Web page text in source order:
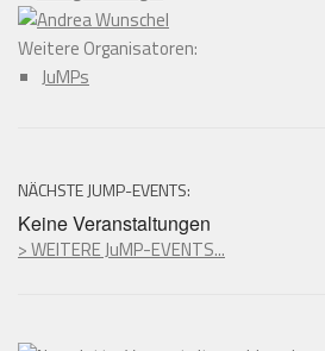
Weitere Organisatoren:
JuMPs
NÄCHSTE JUMP-EVENTS:
Keine Veranstaltungen
> WEITERE JuMP-EVENTS...